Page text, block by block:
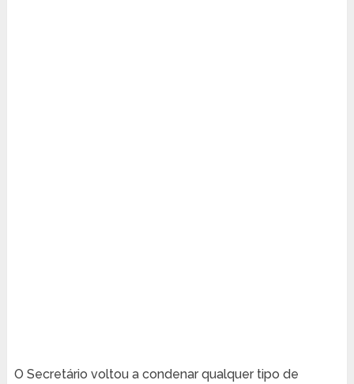
O Secretário voltou a condenar qualquer tipo de